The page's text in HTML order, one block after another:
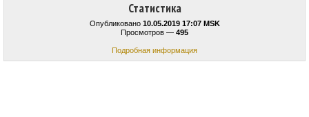
Статистика
Опубликовано 10.05.2019 17:07 MSK
Просмотров — 495
Подробная информация